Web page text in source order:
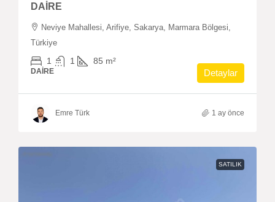
DAİRE
Neviye Mahallesi, Arifiye, Sakarya, Marmara Bölgesi,
Türkiye
1 1 85 m²
DAIRE Detaylar
Emre Türk 1 ay önce
SATILIK